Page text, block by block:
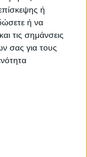
ή
ή να
τις σημάνσεις
σας για τους
είχε γίνει